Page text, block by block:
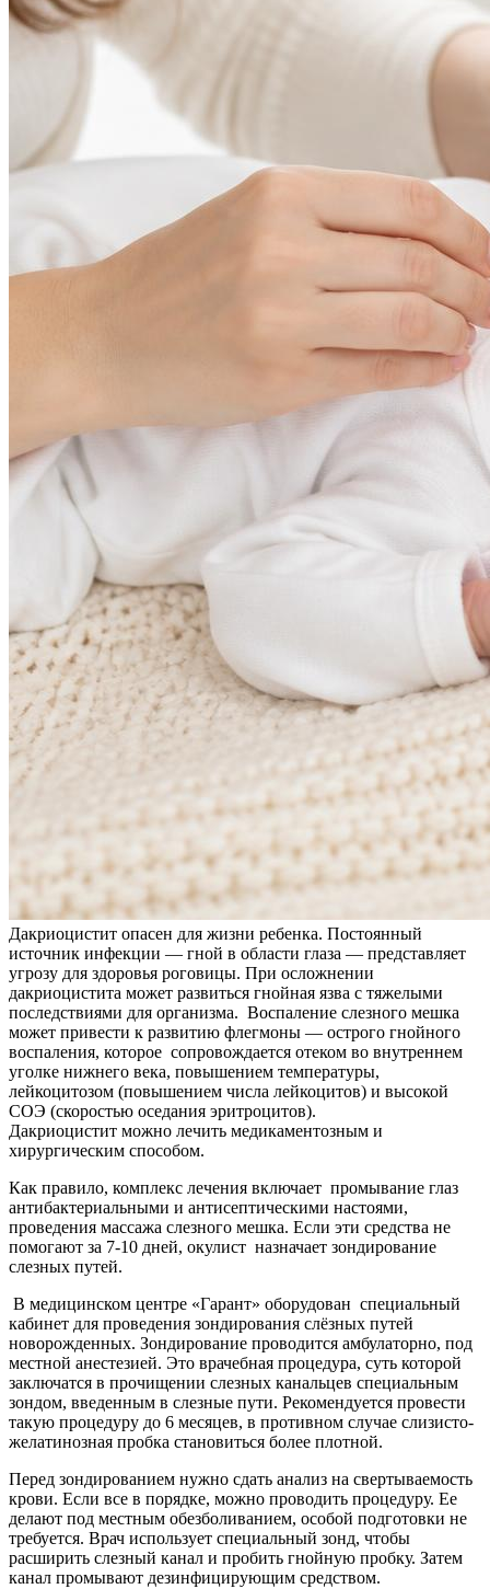
Дакриоцистит опасен для жизни ребенка. Постоянный
источник инфекции — гной в области глаза — представляет
угрозу для здоровья роговицы. При осложнении
дакриоцистита может развиться гнойная язва с тяжелыми
последствиями для организма. Воспаление слезного мешка
может привести к развитию флегмоны — острого гнойного
воспаления, которое сопровождается отеком во внутреннем
уголке нижнего века, повышением температуры,
лейкоцитозом (повышением числа лейкоцитов) и высокой
СОЭ (скоростью оседания эритроцитов).
Дакриоцистит можно лечить медикаментозным и
хирургическим способом.
Как правило, комплекс лечения включает промывание глаз
антибактериальными и антисептическими настоями,
проведения массажа слезного мешка. Если эти средства не
помогают за 7-10 дней, окулист назначает зондирование
слезных путей.
В медицинском центре «Гарант» оборудован специальный
кабинет для проведения зондирования слёзных путей
новорожденных. Зондирование проводится амбулаторно, под
местной анестезией. Это врачебная процедура, суть которой
заключатся в прочищении слезных канальцев специальным
зондом, введенным в слезные пути. Рекомендуется провести
такую процедуру до 6 месяцев, в противном случае слизисто-
желатинозная пробка становиться более плотной.
Перед зондированием нужно сдать анализ на свертываемость
крови. Если все в порядке, можно проводить процедуру. Ее
делают под местным обезболиванием, особой подготовки не
требуется. Врач использует специальный зонд, чтобы
расширить слезный канал и пробить гнойную пробку. Затем
канал промывают дезинфицирующим средством.